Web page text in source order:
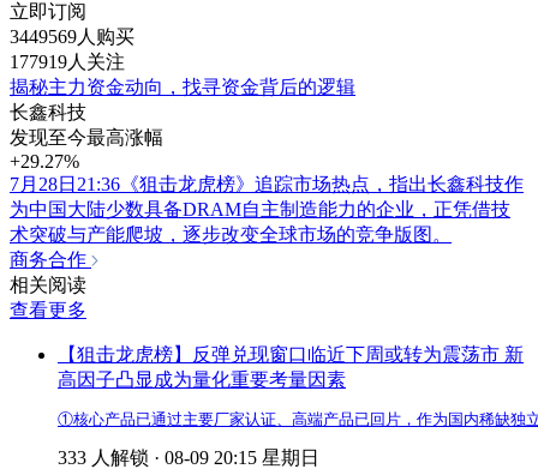
立即订阅
3449569人购买
177919人关注
揭秘主力资金动向，找寻资金背后的逻辑
长鑫科技
发现至今最高涨幅
+29.27%
7月28日21:36《狙击龙虎榜》追踪市场热点，指出长鑫科技作
为中国大陆少数具备DRAM自主制造能力的企业，正凭借技
术突破与产能爬坡，逐步改变全球市场的竞争版图。
商务合作
相关阅读
查看更多
【狙击龙虎榜】反弹兑现窗口临近下周或转为震荡市 新
高因子凸显成为量化重要考量因素
①核心产品已通过主要厂家认证、高端产品已回片，作为国内稀缺
333 人解锁 · 08-09 20:15 星期日